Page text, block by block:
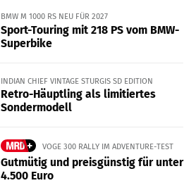
BMW M 1000 RS NEU FÜR 2027
Sport-Touring mit 218 PS vom BMW-
Superbike
INDIAN CHIEF VINTAGE STURGIS SD EDITION
Retro-Häuptling als limitiertes
Sondermodell
VOGE 300 RALLY IM ADVENTURE-TEST
Gutmütig und preisgünstig für unter
4.500 Euro